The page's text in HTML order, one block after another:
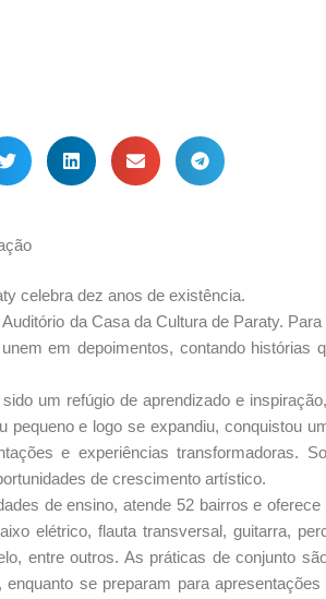
celebra dez anos de existência.
da Casa da Cultura de Paraty.
em depoimentos, contando histórias
um refúgio de aprendizado e
e logo se expandiu, conquistou
e experiências transformadoras.
de crescimento artístico.
de ensino, atende 52 bairros e
elétrico, flauta transversal, guitarra,
entre outros. As práticas de conjunto
se preparam para